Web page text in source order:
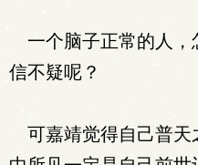
一个脑子正常的人，
信不疑呢？
可嘉靖觉得自己普天